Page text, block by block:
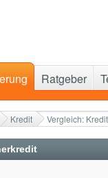
Kredit Vergleich:
Ratgeber